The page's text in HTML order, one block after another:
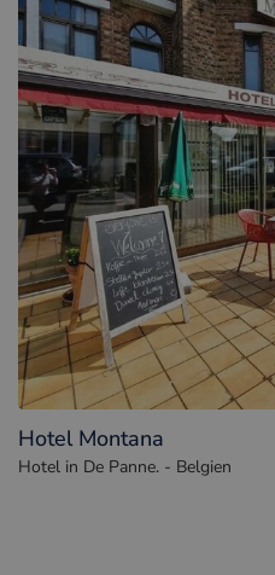
Hotel Montana
Hotel in De Panne. - Belgien